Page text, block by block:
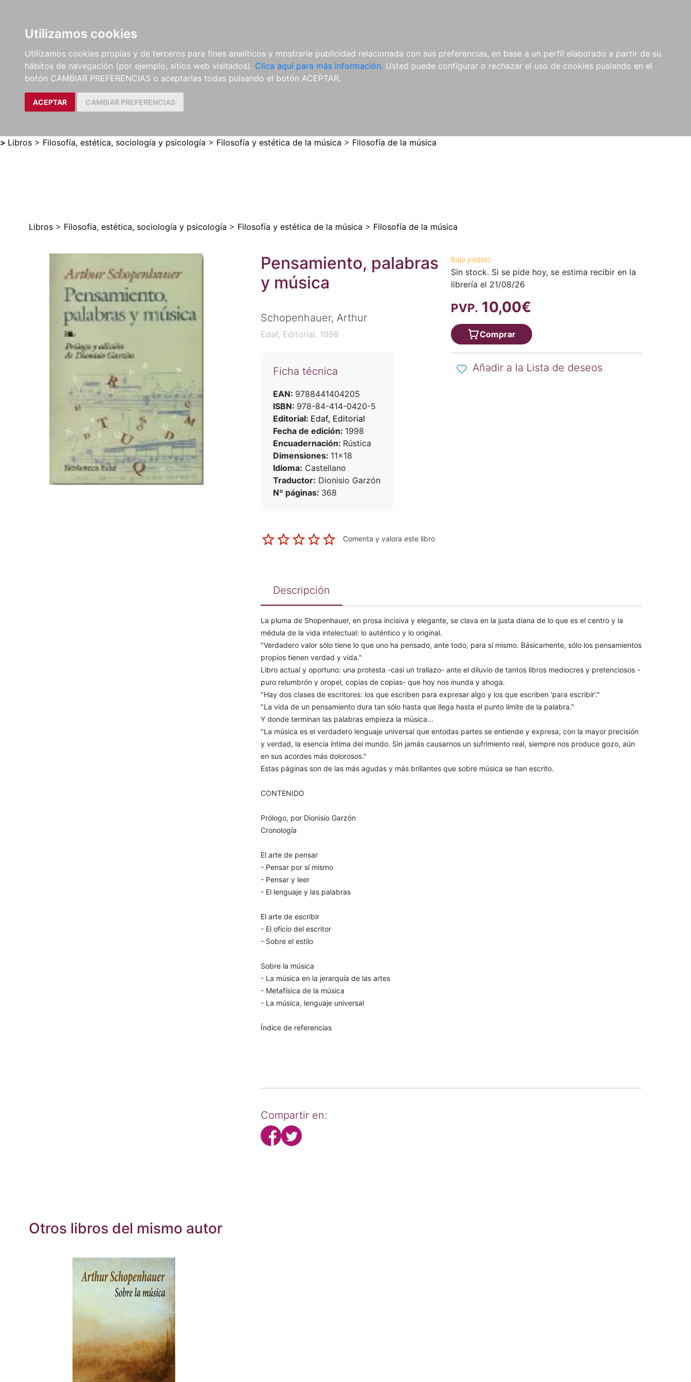
Utilizamos cookies
Utilizamos cookies propias y de terceros para fines analíticos y mostrarle publicidad relacionada con sus preferencias, en base a un perfil elaborado a partir de su
hábitos de navegación (por ejemplo, sitios web visitados). Clica aquí para más información. Usted puede configurar o rechazar el uso de cookies puslando en el
botón CAMBIAR PREFERENCIAS o aceptarlas todas pulsando el botón ACEPTAR.
ACEPTAR CAMBIAR PREFERENCIAS
LIBROS
MÉTODOS Y
EJERCICIOS
PARTITURAS Y EDICIONES
CRÍTICAS
REVISTAS
CDS Y
DVDS
MATERIAL
COMPLEMENTARIO
NOVEDADES NOTICIAS
COMPRAS
INSTITUCIONALES
> Libros > Filosofía, estética, sociología y psicología > Filosofía y estética de la música > Filosofía de la música
Libros > Filosofía, estética, sociología y psicología > Filosofía y estética de la música > Filosofía de la música
Pensamiento, palabras
y música
Schopenhauer, Arthur
Edaf, Editorial. 1998
Ficha técnica
EAN: 9788441404205
ISBN: 978-84-414-0420-5
Editorial: Edaf, Editorial
Fecha de edición: 1998
Encuadernación: Rústica
Dimensiones: 11x18
Idioma: Castellano
Traductor: Dionisio Garzón
Nº páginas: 368
Comenta y valora este libro
Bajo pedido
Sin stock. Si se pide hoy, se estima recibir en la
librería el 21/08/26
PVP. 10,00€
Comprar
Añadir a la Lista de deseos
Descripción
La pluma de Shopenhauer, en prosa incisiva y elegante, se clava en la justa diana de lo que es el centro y la
médula de la vida intelectual: lo auténtico y lo original.
"Verdadero valor sólo tiene lo que uno ha pensado, ante todo, para sí mismo. Básicamente, sólo los pensamientos
propios tienen verdad y vida."
Libro actual y oportuno: una protesta -casi un trallazo- ante el diluvio de tantos libros mediocres y pretenciosos -
puro relumbrón y oropel, copias de copias- que hoy nos inunda y ahoga.
"Hay dos clases de escritores: los que escriben para expresar algo y los que escriben 'para escribir'."
"La vida de un pensamiento dura tan sólo hasta que llega hasta el punto límite de la palabra."
Y donde terminan las palabras empieza la música...
"La música es el verdadero lenguaje universal que entodas partes se entiende y expresa, con la mayor precisión
y verdad, la esencia íntima del mundo. Sin jamás causarnos un sufrimiento real, siempre nos produce gozo, aún
en sus acordes más dolorosos."
Estas páginas son de las más agudas y más brillantes que sobre música se han escrito.
CONTENIDO
Prólogo, por Dionisio Garzón
Cronología
El arte de pensar
- Pensar por sí mismo
- Pensar y leer
- El lenguaje y las palabras
El arte de escribir
- El oficio del escritor
- Sobre el estilo
Sobre la música
- La música en la jerarquía de las artes
- Metafísica de la música
- La música, lenguaje universal
Índice de referencias
Compartir en:
Otros libros del mismo autor